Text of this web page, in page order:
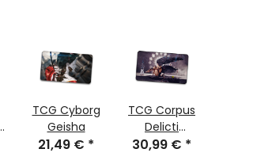
TCG Cyborg
Geisha
21,49 € *
TCG Corpus
Delicti
umnäht
30,99 € *